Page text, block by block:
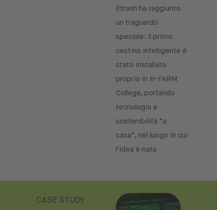
Etrash ha raggiunto
un traguardo
speciale: il primo
cestino intelligente è
stato installato
proprio in H-FARM
College, portando
tecnologia e
sostenibilità “a
casa”, nel luogo in cui
l’idea è nata.
CASE STUDY